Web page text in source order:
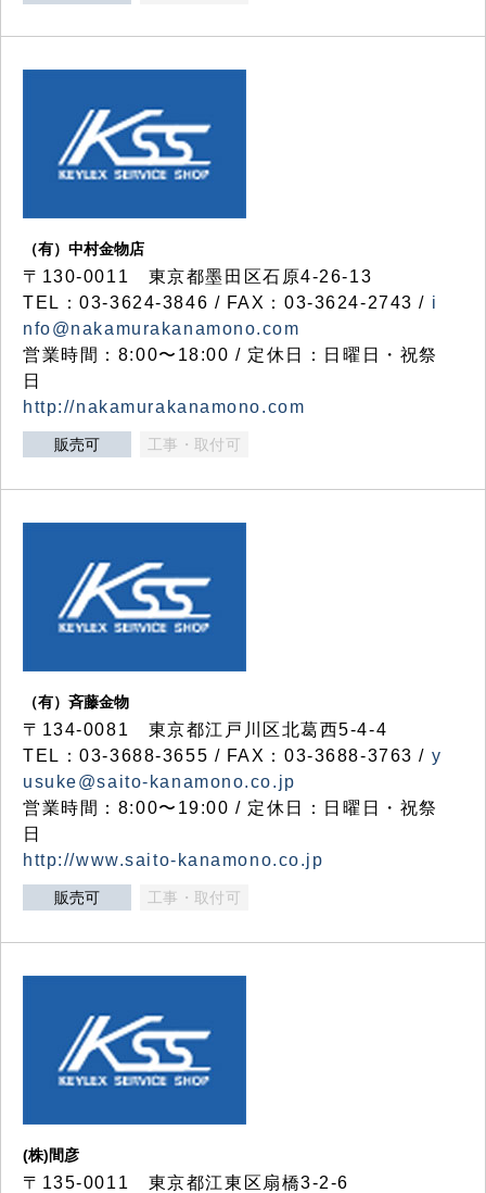
（有）中村金物店
〒130-0011 東京都墨田区石原4-26-13
TEL：03-3624-3846 / FAX：03-3624-2743 / i
nfo@nakamurakanamono.com
営業時間：8:00〜18:00 / 定休日：日曜日・祝祭
日
http://nakamurakanamono.com
販売可 工事・取付可
（有）斉藤金物
〒134-0081 東京都江戸川区北葛西5-4-4
TEL：03-3688-3655 / FAX：03-3688-3763 / y
usuke@saito-kanamono.co.jp
営業時間：8:00〜19:00 / 定休日：日曜日・祝祭
日
http://www.saito-kanamono.co.jp
販売可 工事・取付可
(株)間彦
〒135-0011 東京都江東区扇橋3-2-6